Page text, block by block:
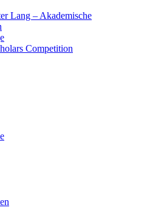
Lang – Akademische
Competition